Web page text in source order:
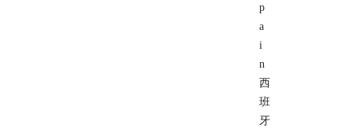
p
a
i
n
西
班
牙